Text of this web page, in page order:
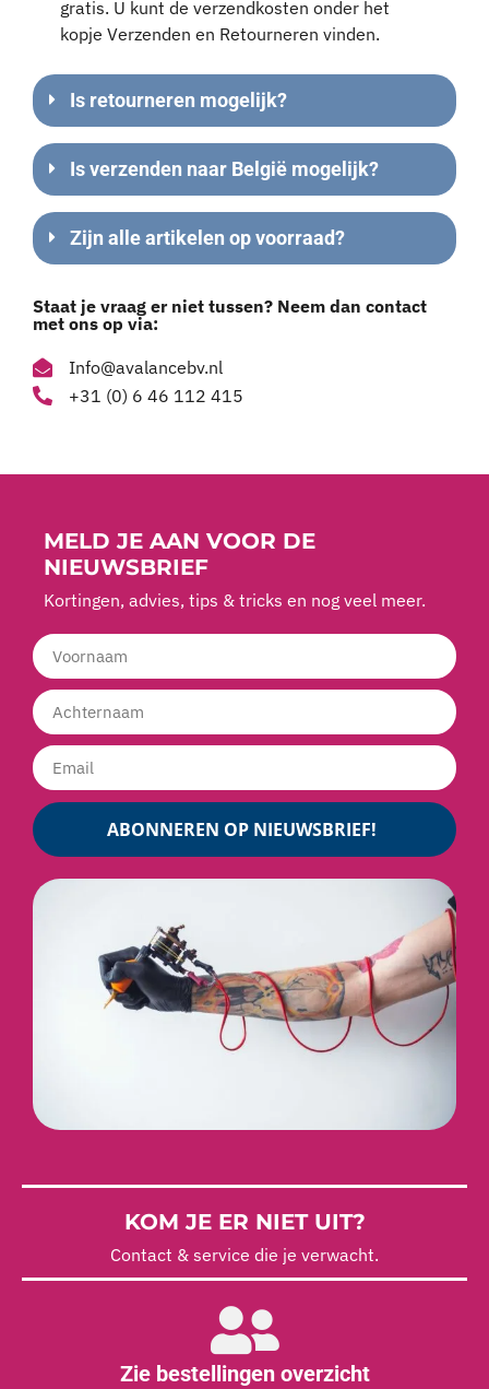
gratis. U kunt de verzendkosten onder het
kopje Verzenden en Retourneren vinden.
Is retourneren mogelijk?
Is verzenden naar België mogelijk?
Zijn alle artikelen op voorraad?
Staat je vraag er niet tussen? Neem dan contact
met ons op via:
Info@avalancebv.nl
+31 (0) 6 46 112 415
MELD JE AAN VOOR DE
NIEUWSBRIEF
Kortingen, advies, tips & tricks en nog veel meer.
ABONNEREN OP NIEUWSBRIEF!
KOM JE ER NIET UIT?
Contact & service die je verwacht.
Zie bestellingen overzicht